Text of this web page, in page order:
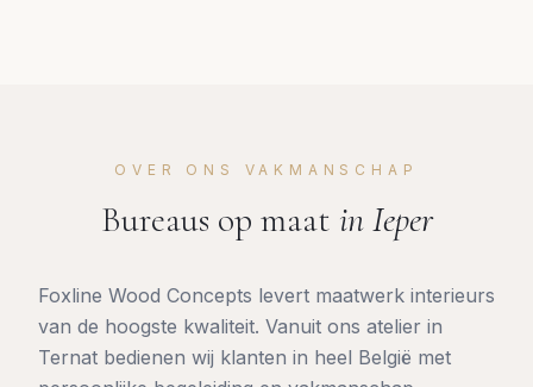
OVER ONS VAKMANSCHAP
Bureaus op maat inIeper
Foxline Wood Concepts levert maatwerk interieurs
van de hoogste kwaliteit. Vanuit ons atelier in
Ternat bedienen wij klanten in heel België met